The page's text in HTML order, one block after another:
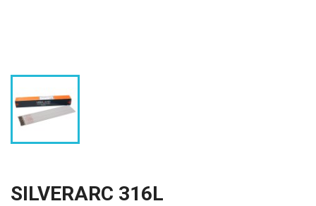
SILVERARC 316L